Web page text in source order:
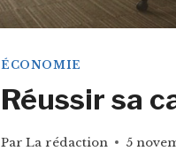
ÉCONOMIE
Réussir sa
Par La rédaction 5